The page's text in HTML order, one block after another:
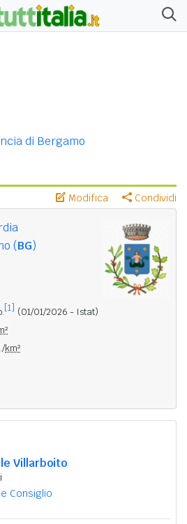
di Bergamo
Modifica Condividi
(BG)
[1] (01/01/2026 - Istat)
km²
Villarboito
Consiglio